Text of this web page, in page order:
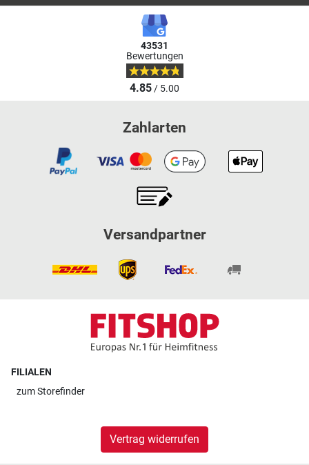
43531
Bewertungen
4.85/ 5.00
Zahlarten
Versandpartner
FILIALEN
zumStorefinder
Vertrag widerrufen